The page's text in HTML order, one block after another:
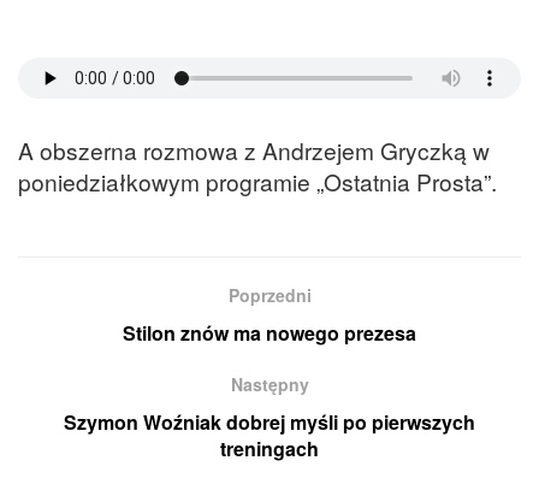
A obszerna rozmowa z Andrzejem Gryczką w
poniedziałkowym programie „Ostatnia Prosta”.
Poprzedni
Stilon znów ma nowego prezesa
Następny
Szymon Woźniak dobrej myśli po pierwszych
treningach